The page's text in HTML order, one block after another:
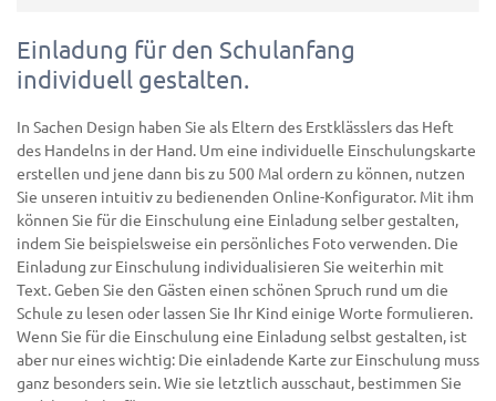
Einladung für den Schulanfang
individuell gestalten.
In Sachen Design haben Sie als Eltern des Erstklässlers das Heft
des Handelns in der Hand. Um eine individuelle Einschulungskarte
erstellen und jene dann bis zu 500 Mal ordern zu können, nutzen
Sie unseren intuitiv zu bedienenden Online-Konfigurator. Mit ihm
können Sie für die Einschulung eine Einladung selber gestalten,
indem Sie beispielsweise ein persönliches Foto verwenden. Die
Einladung zur Einschulung individualisieren Sie weiterhin mit
Text. Geben Sie den Gästen einen schönen Spruch rund um die
Schule zu lesen oder lassen Sie Ihr Kind einige Worte formulieren.
Wenn Sie für die Einschulung eine Einladung selbst gestalten, ist
aber nur eines wichtig: Die einladende Karte zur Einschulung muss
ganz besonders sein. Wie sie letztlich ausschaut, bestimmen Sie